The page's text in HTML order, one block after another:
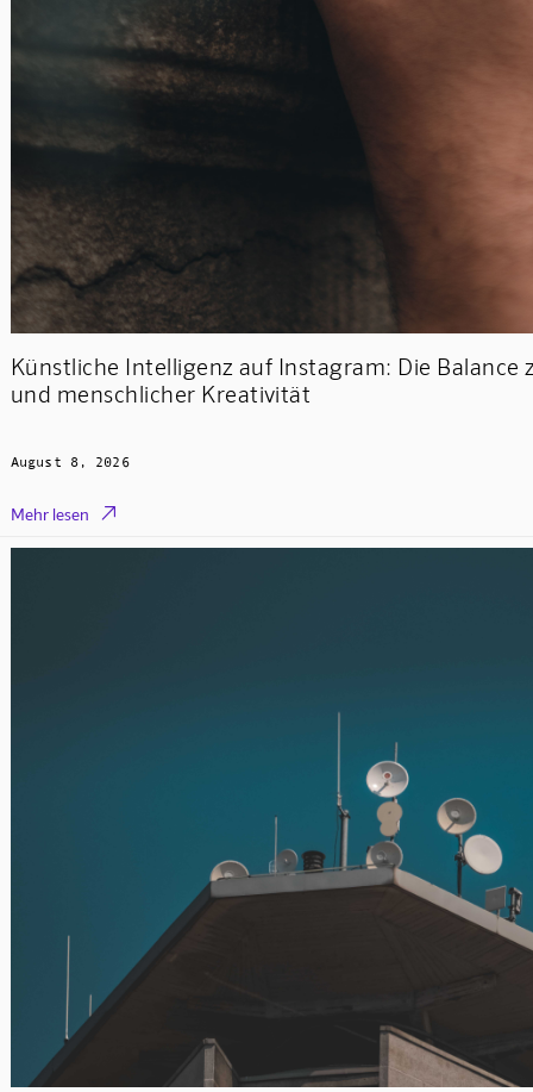
Künstliche Intelligenz auf Instagram: Die
und menschlicher Kreativität
August 8, 2026
Mehr lesen 